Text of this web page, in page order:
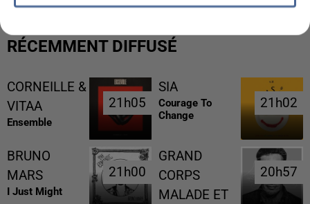
RÉCEMMENT DIFFUSÉ
CORNEILLE &
VITAA
Ensemble
21h05
21h05
SIA
Courage To
Change
21h02
21h02
BRUNO
MARS
I Just Might
21h00
21h00
GRAND
CORPS
MALADE ET
20h57
20h57